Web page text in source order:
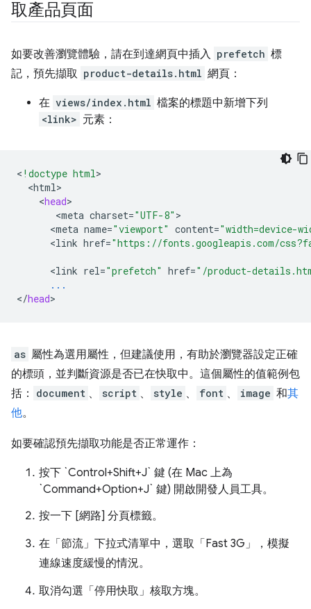
取產品頁面
如要改善瀏覽體驗，請在到達網頁中插入 prefetch 標
記，預先擷取 product-details.html 網頁：
在 views/index.html 檔案的標題中新增下列
<link> 元素：
< !doctype html
<html
<head
<meta charset="UTF-8"
<meta name="viewport" content="width=device-
<link href="https://fonts.googleapis.com/
<link rel="prefetch" href="/product-
...
</head
as 屬性為選用屬性，但建議使用，有助於瀏覽器設定正確
的標頭，並判斷資源是否已在快取中。這個屬性的值範例包
括：
document 、 script 、 style 、 font 、 image 和其
他。
如要確認預先擷取功能是否正常運作：
按下 `Control+Shift+J` 鍵 (在 Mac 上為
`Command+Option+J` 鍵) 開啟開發人員工具。
按一下 [網路] 分頁標籤。
在「節流」 下拉式清單中，選取「Fast 3G」
，模擬
連線速度緩慢的情況。
取消勾選「停用快取」核取方塊。